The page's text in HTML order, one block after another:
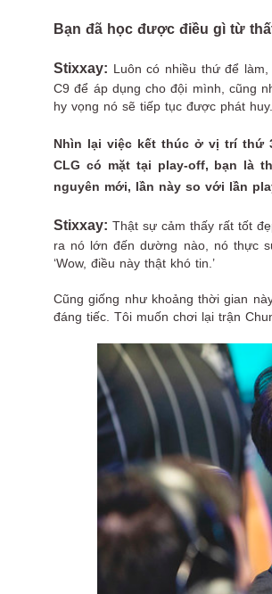
Bạn đã học được điều gì từ
Stixxay: Luôn có nhiều thứ để
C9 để áp dụng cho đội mình, cũng
hy vọng nó sẽ tiếp tục được phát huy.
Nhìn lại việc kết thúc ở vị trí thứ
CLG có mặt tại play-off, bạn là
nguyên mới, lần này so với lần
Stixxay: Thật sự cảm thấy rất tốt
ra nó lớn đến dường nào, nó thực
‘Wow, điều này thật khó tin.’
Cũng giống như khoảng thời gian
đáng tiếc. Tôi muốn chơi lại trận